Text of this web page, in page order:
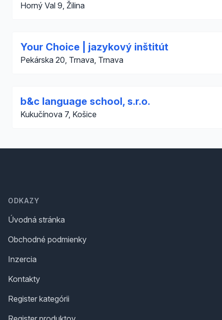
Horný Val 9, Žilina
Your Choice | jazykový inštitút
Pekárska 20, Trnava, Trnava
b&c language school, s.r.o.
Kukučínova 7, Košice
ODKAZY
Úvodná stránka
Obchodné podmienky
Inzercia
Kontakty
Register kategórii